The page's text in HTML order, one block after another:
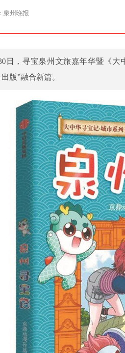
泉州晚报
日，寻宝泉州文旅嘉年华暨《
版”融合新篇。